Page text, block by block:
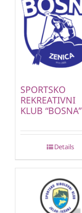
SPORTSKO
REKREATIVNI
KLUB “BOSNA”
Details